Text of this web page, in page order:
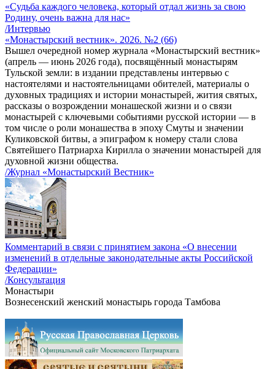
«Судьба каждого человека, который отдал жизнь за свою
Родину, очень важна для нас»
/Интервью
«Монастырский вестник». 2026. №2 (66)
Вышел очередной номер журнала «Монастырский вестник»
(апрель — июнь 2026 года), посвящённый монастырям
Тульской земли: в издании представлены интервью с
настоятелями и настоятельницами обителей, материалы о
духовных традициях и истории монастырей, жития святых,
рассказы о возрождении монашеской жизни и о связи
монастырей с ключевыми событиями русской истории — в
том числе о роли монашества в эпоху Смуты и значении
Куликовской битвы, а эпиграфом к номеру стали слова
Святейшего Патриарха Кирилла о значении монастырей для
духовной жизни общества.
/Журнал «Монастырский Вестник»
Комментарий в связи с принятием закона «О внесении
изменений в отдельные законодательные акты Российской
Федерации»
/Консультация
Монастыри
Вознесенский женский монастырь города Тамбова